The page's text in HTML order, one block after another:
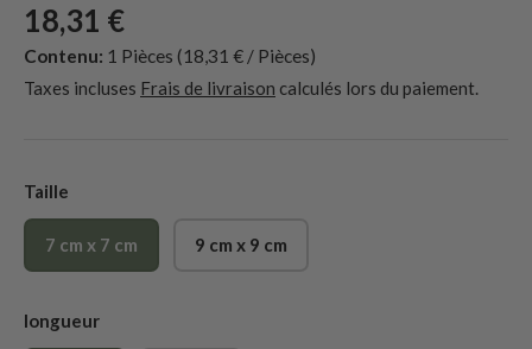
18,31 €
Contenu: 1 Pièces (18,31 € / Pièces)
Taxes incluses Frais de livraison calculés lors du paiement.
Taille
7 cm x 7 cm 9 cm x 9 cm
longueur